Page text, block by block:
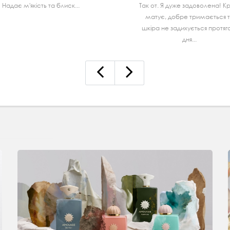
Надає м'якість та блиск...
Так от. Я дуже задоволена!
матує, добре тримається
шкiра не задихується
дня...